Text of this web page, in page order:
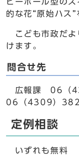
的な花“原始ハス”
こども市政だよ
けます。
問合せ先
広報課 06（
06（4309）
定例相談
いずれも無料